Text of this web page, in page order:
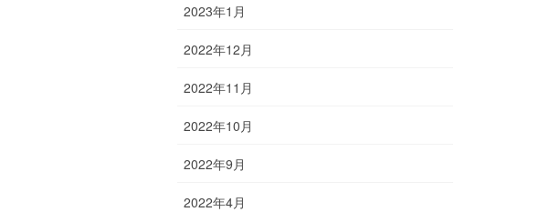
2023年1月
2022年12月
2022年11月
2022年10月
2022年9月
2022年4月